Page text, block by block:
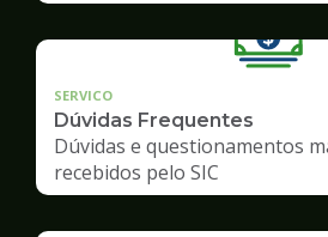
SERVICO
Dúvidas Frequentes
Dúvidas e questionamentos
recebidos pelo SIC